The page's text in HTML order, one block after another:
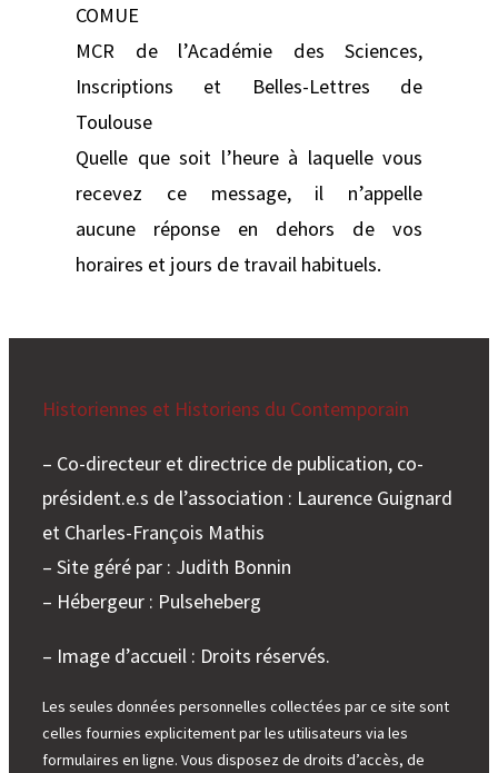
COMUE
MCR de l’Académie des Sciences,
Inscriptions et Belles-Lettres de
Toulouse
Quelle que soit l’heure à laquelle vous
recevez ce message, il n’appelle
aucune réponse en dehors de vos
horaires et jours de travail habituels.
Historiennes et Historiens du Contemporain
– Co-directeur et directrice de publication, co-
président.e.s de l’association : Laurence Guignard
et Charles-François Mathis
– Site géré par : Judith Bonnin
– Hébergeur : Pulseheberg
– Image d’accueil : Droits réservés.
Les seules données personnelles collectées par ce site sont
celles fournies explicitement par les utilisateurs via les
formulaires en ligne. Vous disposez de droits d’accès, de